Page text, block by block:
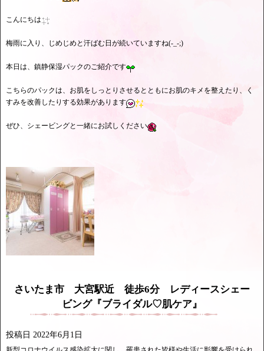
こんにちは
梅雨に入り、じめじめと汗ばむ日が続いていますね(-_-;)
本日は、鎮静保湿パックのご紹介です
こちらのパックは、お肌をしっとりさせるとともにお肌のキメを整えたり、く
すみを改善したりする効果があります
ぜひ、シェービングと一緒にお試しください
さいたま市 大宮駅近 徒歩6分 レディースシェー
ビング『ブライダル♡肌ケア』
投稿日 2022年6月1日